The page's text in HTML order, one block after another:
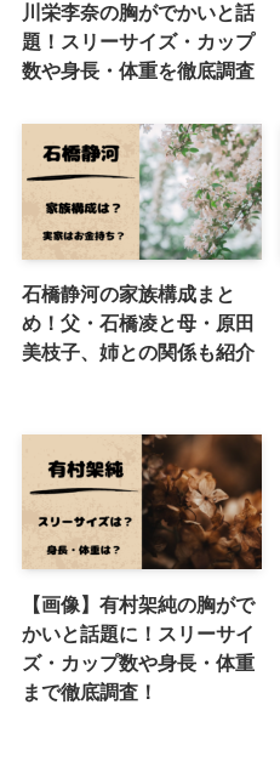
川栄李奈の胸がでかいと話
題！スリーサイズ・カップ
数や身長・体重を徹底調査
石橋静河の家族構成まと
め！父・石橋凌と母・原田
美枝子、姉との関係も紹介
【画像】有村架純の胸がで
かいと話題に！スリーサイ
ズ・カップ数や身長・体重
まで徹底調査！